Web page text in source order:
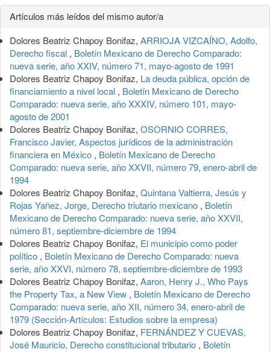
Detalles
del
artículo
Artículos más leídos del mismo autor/a
Dolores Beatriz Chapoy Bonifaz, ARRIOJA VIZCAÍNO, Adolfo,
Derecho fiscal , Boletín Mexicano de Derecho Comparado:
nueva serie, año XXIV, número 71, mayo-agosto de 1991
Dolores Beatriz Chapoy Bonifaz, La deuda pública, opción de
financiamiento a nivel local , Boletín Mexicano de Derecho
Comparado: nueva serie, año XXXIV, número 101, mayo-
agosto de 2001
Dolores Beatriz Chapoy Bonifaz, OSORNIO CORRES,
Francisco Javier, Aspectos jurídicos de la administración
financiera en México , Boletín Mexicano de Derecho
Comparado: nueva serie, año XXVII, número 79, enero-abril de
1994
Dolores Beatriz Chapoy Bonifaz, Quintana Valtierra, Jesús y
Rojas Yañez, Jorge, Derecho triutario mexicano , Boletín
Mexicano de Derecho Comparado: nueva serie, año XXVII,
número 81, septiembre-diciembre de 1994
Dolores Beatriz Chapoy Bonifaz, El municipio como poder
político , Boletín Mexicano de Derecho Comparado: nueva
serie, año XXVI, número 78, septiembre-diciembre de 1993
Dolores Beatriz Chapoy Bonifaz, Aaron, Henry J., Who Pays
the Property Tax, a New View , Boletín Mexicano de Derecho
Comparado: nueva serie, año XII, número 34, enero-abril de
1979 (Sección-Artículos: Estudios sobre la empresa)
Dolores Beatriz Chapoy Bonifaz, FERNÁNDEZ Y CUEVAS,
José Mauricio, Derecho constitucional tributario , Boletín